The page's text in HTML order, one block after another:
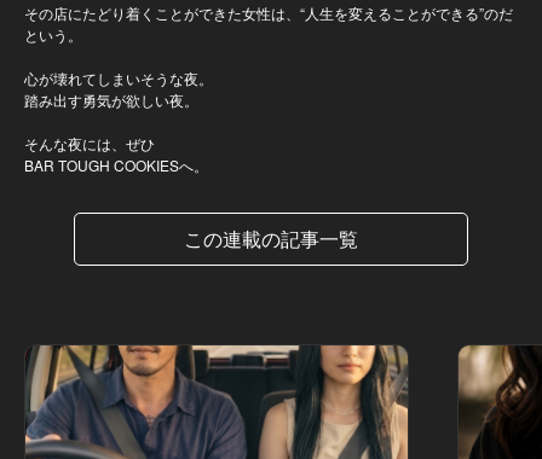
その店にたどり着くことができた女性は、“人生を変えることができる”のだ
という。
心が壊れてしまいそうな夜。
踏み出す勇気が欲しい夜。
そんな夜には、ぜひ
BAR TOUGH COOKIESへ。
この連載の記事一覧